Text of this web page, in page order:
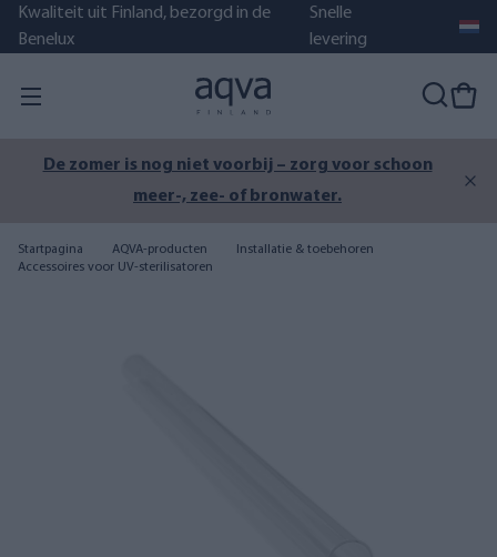
Kwaliteit uit Finland, bezorgd in de
Benelux
Snelle
levering
De zomer is nog niet voorbij – zorg voor schoon
meer-, zee- of bronwater.
Startpagina AQVA-producten
Installatie & toebehoren
Accessoires voor UV-sterilisatoren